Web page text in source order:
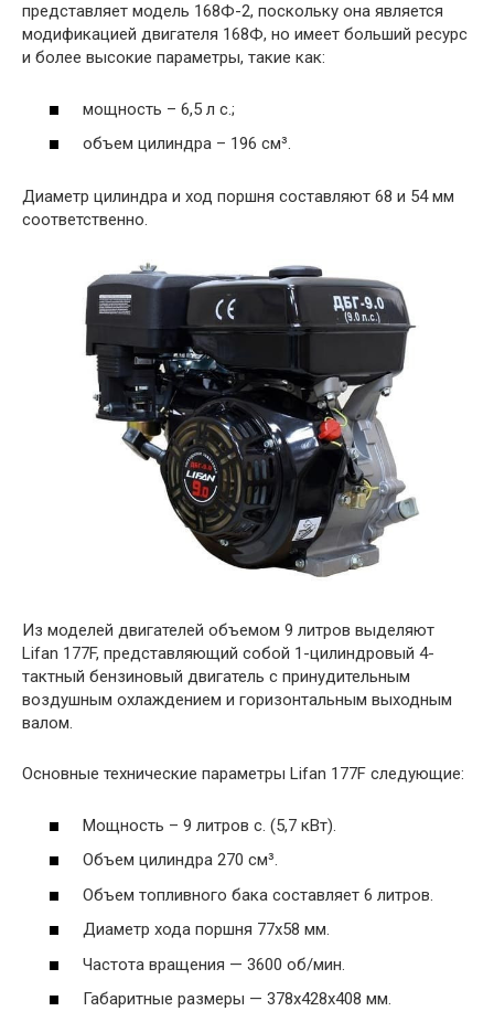
представляет модель 168Ф-2, поскольку она является
модификацией двигателя 168Ф, но имеет больший ресурс
и более высокие параметры, такие как:
мощность – 6,5 л с.;
объем цилиндра – 196 см³.
Диаметр цилиндра и ход поршня составляют 68 и 54 мм
соответственно.
Из моделей двигателей объемом 9 литров выделяют
Lifan 177F, представляющий собой 1-цилиндровый 4-
тактный бензиновый двигатель с принудительным
воздушным охлаждением и горизонтальным выходным
валом.
Основные технические параметры Lifan 177F следующие:
Мощность – 9 литров с. (5,7 кВт).
Объем цилиндра 270 см³.
Объем топливного бака составляет 6 литров.
Диаметр хода поршня 77х58 мм.
Частота вращения — 3600 об/мин.
Габаритные размеры — 378х428х408 мм.